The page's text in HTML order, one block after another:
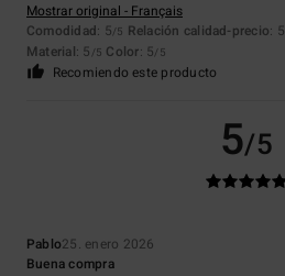
Mostrar original - Français
Comodidad: 5/5 Relación calidad-precio: 5
Material: 5 /5 Color: 5/5
Recomiendo este producto
5/5
Pablo25. enero 2026
Buena compra